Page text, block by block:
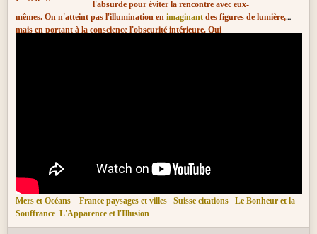
l'absurde pour éviter la rencontre avec eux-
mêmes. On n'atteint pas l'illumination en imaginantdes figures de lumière,
mais en portant à la conscience l'obscurité intérieure. Qui
Mers et Océans France paysages et villes Suisse citations
Le Bonheur et la
Souffrance L'Apparence et l'Illusion